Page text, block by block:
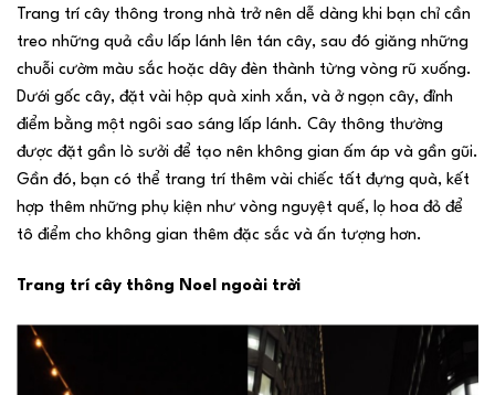
Trang trí cây thông trong nhà trở nên dễ dàng khi bạn chỉ cần
treo những quả cầu lấp lánh lên tán cây, sau đó giăng những
chuỗi cườm màu sắc hoặc dây đèn thành từng vòng rũ xuống.
Dưới gốc cây, đặt vài hộp quà xinh xắn, và ở ngọn cây, đỉnh
điểm bằng một ngôi sao sáng lấp lánh. Cây thông thường
được đặt gần lò sưởi để tạo nên không gian ấm áp và gần gũi.
Gần đó, bạn có thể trang trí thêm vài chiếc tất đựng quà, kết
hợp thêm những phụ kiện như vòng nguyệt quế, lọ hoa đỏ để
tô điểm cho không gian thêm đặc sắc và ấn tượng hơn.
Trang trí cây thông Noel ngoài trời